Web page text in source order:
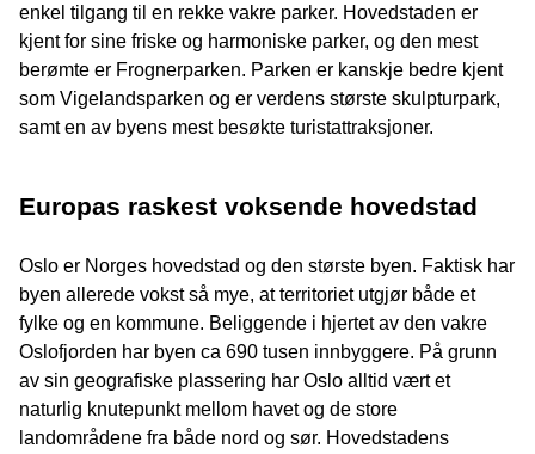
enkel tilgang til en rekke vakre parker. Hovedstaden er
kjent for sine friske og harmoniske parker, og den mest
berømte er Frognerparken. Parken er kanskje bedre kjent
som Vigelandsparken og er verdens største skulpturpark,
samt en av byens mest besøkte turistattraksjoner.
Europas raskest voksende hovedstad
Oslo er Norges hovedstad og den største byen. Faktisk har
byen allerede vokst så mye, at territoriet utgjør både et
fylke og en kommune. Beliggende i hjertet av den vakre
Oslofjorden har byen ca 690 tusen innbyggere. På grunn
av sin geografiske plassering har Oslo alltid vært et
naturlig knutepunkt mellom havet og de store
landområdene fra både nord og sør. Hovedstadens